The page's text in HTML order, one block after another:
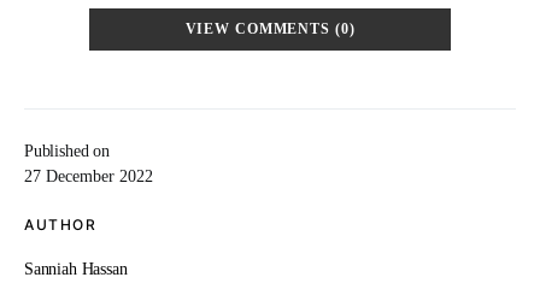
Published on
27 December 2022
AUTHOR
Sanniah Hassan
VIEW COMMENTS (0)